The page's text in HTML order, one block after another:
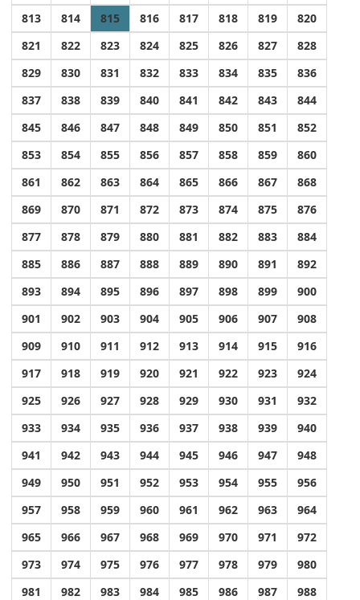
813
814 815 816 817 818 819
820
821
822 823 824 825 826 827
828
829
830 831 832 833 834 835
836
837
838 839 840 841 842 843
844
845
846 847 848 849 850 851
852
853
854 855 856 857 858 859
860
861
862 863 864 865 866 867
868
869
870 871 872 873 874 875
876
877
878 879 880 881 882 883
884
885
886 887 888 889 890 891
892
893
894 895 896 897 898 899
900
901
902 903 904 905 906 907
908
909
910 911 912 913 914 915
916
917
918 919 920 921 922 923
924
925
926 927 928 929 930 931
932
933
934 935 936 937 938 939
940
941
942 943 944 945 946 947
948
949
950 951 952 953 954 955
956
957
958 959 960 961 962 963
964
965
966 967 968 969 970 971
972
973
974 975 976 977 978 979
980
981
982 983 984 985 986 987 988